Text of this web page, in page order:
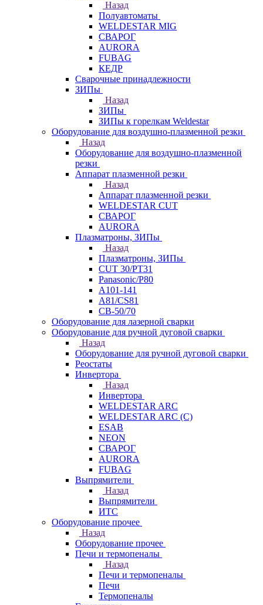
Назад
Полуавтоматы
WELDESTAR MIG
СВАРОГ
AURORA
FUBAG
КЕДР
Сварочные принадлежности
ЗИПы
Назад
ЗИПы
ЗИПы к горелкам Weldestar
Оборудование для воздушно-плазменной резки
Назад
Оборудование для воздушно-плазменной
резки
Аппарат плазменной резки
Назад
Аппарат плазменной резки
WELDESTAR CUT
СВАРОГ
AURORA
Плазматроны, ЗИПы
Назад
Плазматроны, ЗИПы
CUT 30/PT31
Panasonic/P80
А101-141
А81/CS81
СВ-50/70
Оборудование для лазерной сварки
Оборудование для ручной дуговой сварки
Назад
Оборудование для ручной дуговой сварки
Реостаты
Инвертора
Назад
Инвертора
WELDESTAR ARC
WELDESTAR ARC (С)
ESAB
NEON
СВАРОГ
AURORA
FUBAG
Выпрямители
Назад
Выпрямители
ИТС
Оборудование прочее
Назад
Оборудование прочее
Печи и термопеналы
Назад
Печи и термопеналы
Печи
Термопеналы